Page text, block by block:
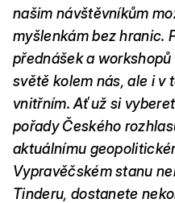
našim návštěvníkům
myšlenkám bez hranic.
přednášek a
světě kolem nás, ale i v
vnitřním. Ať už si
pořady Českého
aktuálnímu
Vypravěčském stanu
Tinderu, dostanete